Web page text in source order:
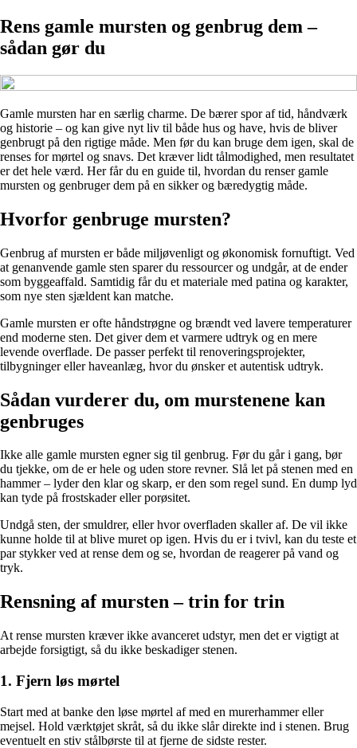
Rens gamle mursten og genbrug dem –
sådan gør du
Gamle mursten har en særlig charme. De bærer spor af tid, håndværk
og historie – og kan give nyt liv til både hus og have, hvis de bliver
genbrugt på den rigtige måde. Men før du kan bruge dem igen, skal de
renses for mørtel og snavs. Det kræver lidt tålmodighed, men resultatet
er det hele værd. Her får du en guide til, hvordan du renser gamle
mursten og genbruger dem på en sikker og bæredygtig måde.
Hvorfor genbruge mursten?
Genbrug af mursten er både miljøvenligt og økonomisk fornuftigt. Ved
at genanvende gamle sten sparer du ressourcer og undgår, at de ender
som byggeaffald. Samtidig får du et materiale med patina og karakter,
som nye sten sjældent kan matche.
Gamle mursten er ofte håndstrøgne og brændt ved lavere temperaturer
end moderne sten. Det giver dem et varmere udtryk og en mere
levende overflade. De passer perfekt til renoveringsprojekter,
tilbygninger eller haveanlæg, hvor du ønsker et autentisk udtryk.
Sådan vurderer du, om murstenene kan
genbruges
Ikke alle gamle mursten egner sig til genbrug. Før du går i gang, bør
du tjekke, om de er hele og uden store revner. Slå let på stenen med en
hammer – lyder den klar og skarp, er den som regel sund. En dump lyd
kan tyde på frostskader eller porøsitet.
Undgå sten, der smuldrer, eller hvor overfladen skaller af. De vil ikke
kunne holde til at blive muret op igen. Hvis du er i tvivl, kan du teste et
par stykker ved at rense dem og se, hvordan de reagerer på vand og
tryk.
Rensning af mursten – trin for trin
At rense mursten kræver ikke avanceret udstyr, men det er vigtigt at
arbejde forsigtigt, så du ikke beskadiger stenen.
1. Fjern løs mørtel
Start med at banke den løse mørtel af med en murerhammer eller
mejsel. Hold værktøjet skråt, så du ikke slår direkte ind i stenen. Brug
eventuelt en stiv stålbørste til at fjerne de sidste rester.